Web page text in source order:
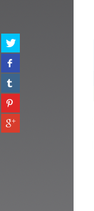
Partager
sur
twitter
(Nouvelle
fenêtre)
Partager
sur
facebook
(Nouvelle
fenêtre)
Partager
sur
tumblr
(Nouvelle
fenêtre)
Partager
sur
pinterest
(Nouvelle
Partager
sur